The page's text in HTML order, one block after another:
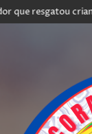
criança reage